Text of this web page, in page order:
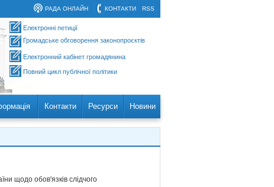
RSS
КОНТАКТИ
РАДА ОНЛАЙН
Електронні петиції
Громадське обговорення законопроєктів
Електронний кабінет громадянина
Повний цикл публічної політики
Контакти Ресурси Новини
щодо обов'язків слідчого